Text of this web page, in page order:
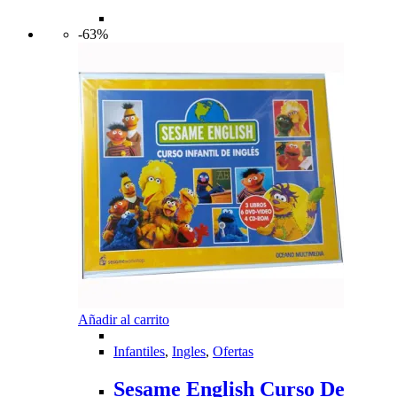
-63%
Añadir al carrito
Infantiles, Ingles, Ofertas
Sesame English Curso De